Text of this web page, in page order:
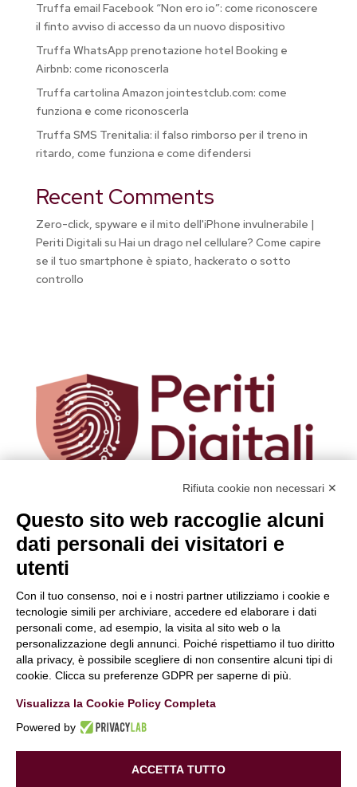
Truffa email Facebook “Non ero io”: come riconoscere
il finto avviso di accesso da un nuovo dispositivo
Truffa WhatsApp prenotazione hotel Booking e
Airbnb: come riconoscerla
Truffa cartolina Amazon jointestclub.com: come
funziona e come riconoscerla
Truffa SMS Trenitalia: il falso rimborso per il treno in
ritardo, come funziona e come difendersi
Recent Comments
Zero-click, spyware e il mito dell'iPhone invulnerabile |
Periti Digitali su Hai un drago nel cellulare? Come capire
se il tuo smartphone è spiato, hackerato o sotto
controllo
Hai bisogno di maggiori informazioni
o desideri
farci una domanda?
Clicca e compila il form. Verrai contattato
immediatamente!
Contattaci
Periti Digitaliè una Business unit di:
Alchimie Digitali Srl
Via Elia Rainusso, 110 – 41124 Modena (MO)
REA Modena 01/02/2005 N. 346879
Capitale sociale 20.000 Euro i.v.
Informative Privacy
Rifiuta cookie non necessari ✕
Questo sito web raccoglie alcuni
dati personali dei visitatori e
utenti
Con il tuo consenso, noi e i nostri partner utilizziamo i cookie e
tecnologie simili per archiviare, accedere ed elaborare i dati
personali come, ad esempio, la visita al sito web o la
personalizzazione degli annunci. Poiché rispettiamo il tuo diritto
alla privacy, è possibile scegliere di non consentire alcuni tipi di
cookie. Clicca su preferenze GDPR per saperne di più.
Visualizza la Cookie Policy Completa
Powered by
ACCETTA TUTTO